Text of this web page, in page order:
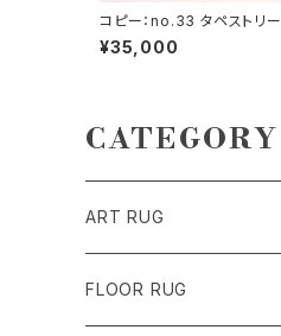
コピー：no.33 タペストリー
「aurora」
¥35,000
CATEGORY
ART RUG
FLOOR RUG